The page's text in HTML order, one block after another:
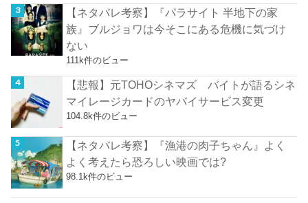
【ネタバレ考察】『パラサイト 半地下の家
族』ブルジョワは今そこにある危機に気づけ
ない
111k件のビュー
【悲報】元TOHOシネマズ バイトが語るシネ
マイレージカードのヤバイサービス変更
104.8k件のビュー
【ネタバレ考察】『漁港の肉子ちゃん』よく
よく考えたら恐ろしい映画では?
98.1k件のビュー